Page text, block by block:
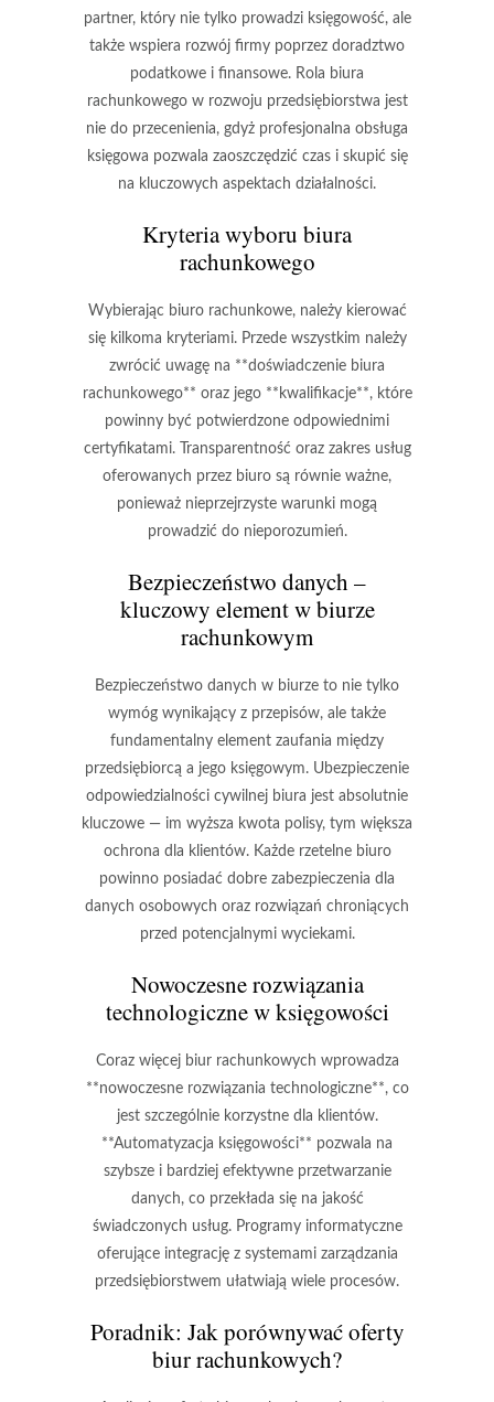
partner, który nie tylko prowadzi księgowość, ale
także wspiera rozwój firmy poprzez doradztwo
podatkowe i finansowe. Rola biura
rachunkowego w rozwoju przedsiębiorstwa jest
nie do przecenienia, gdyż profesjonalna obsługa
księgowa pozwala zaoszczędzić czas i skupić się
na kluczowych aspektach działalności.
Kryteria wyboru biura
rachunkowego
Wybierając biuro rachunkowe, należy kierować
się kilkoma kryteriami. Przede wszystkim należy
zwrócić uwagę na **doświadczenie biura
rachunkowego** oraz jego **kwalifikacje**, które
powinny być potwierdzone odpowiednimi
certyfikatami. Transparentność oraz zakres usług
oferowanych przez biuro są równie ważne,
ponieważ nieprzejrzyste warunki mogą
prowadzić do nieporozumień.
Bezpieczeństwo danych –
kluczowy element w biurze
rachunkowym
Bezpieczeństwo danych w biurze to nie tylko
wymóg wynikający z przepisów, ale także
fundamentalny element zaufania między
przedsiębiorcą a jego księgowym. Ubezpieczenie
odpowiedzialności cywilnej biura jest absolutnie
kluczowe — im wyższa kwota polisy, tym większa
ochrona dla klientów. Każde rzetelne biuro
powinno posiadać dobre zabezpieczenia dla
danych osobowych oraz rozwiązań chroniących
przed potencjalnymi wyciekami.
Nowoczesne rozwiązania
technologiczne w księgowości
Coraz więcej biur rachunkowych wprowadza
**nowoczesne rozwiązania technologiczne**, co
jest szczególnie korzystne dla klientów.
**Automatyzacja księgowości** pozwala na
szybsze i bardziej efektywne przetwarzanie
danych, co przekłada się na jakość
świadczonych usług. Programy informatyczne
oferujące integrację z systemami zarządzania
przedsiębiorstwem ułatwiają wiele procesów.
Poradnik: Jak porównywać oferty
biur rachunkowych?